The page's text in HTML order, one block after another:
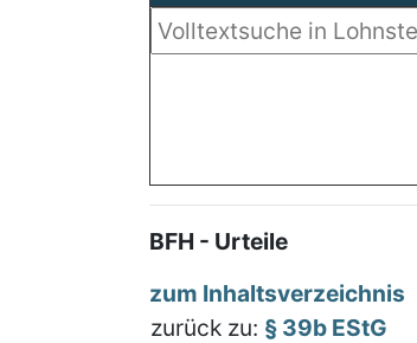
BFH - Urteile
zum Inhaltsverzeichnis
zurück zu: § 39b EStG